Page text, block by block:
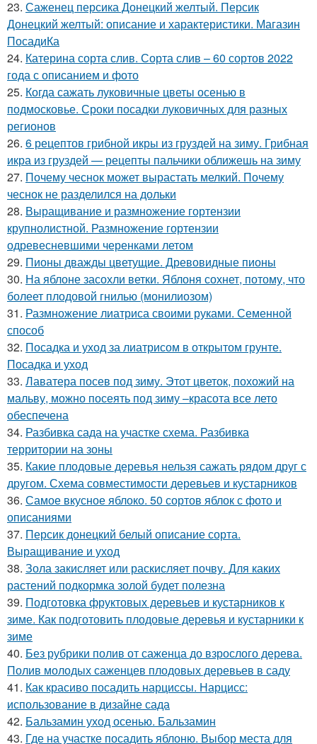
23. Саженец персика Донецкий желтый. Персик
Донецкий желтый: описание и характеристики. Магазин
ПосадиКа
24. Катерина сорта слив. Сорта слив – 60 сортов 2022
года с описанием и фото
25. Когда сажать луковичные цветы осенью в
подмосковье. Сроки посадки луковичных для разных
регионов
26. 6 рецептов грибной икры из груздей на зиму. Грибная
икра из груздей — рецепты пальчики оближешь на зиму
27. Почему чеснок может вырастать мелкий. Почему
чеснок не разделился на дольки
28. Выращивание и размножение гортензии
крупнолистной. Размножение гортензии
одревесневшими черенками летом
29. Пионы дважды цветущие. Древовидные пионы
30. На яблоне засохли ветки. Яблоня сохнет, потому, что
болеет плодовой гнилью (монилиозом)
31. Размножение лиатриса своими руками. Семенной
способ
32. Посадка и уход за лиатрисом в открытом грунте.
Посадка и уход
33. Лаватера посев под зиму. Этот цветок, похожий на
мальву, можно посеять под зиму –красота все лето
обеспечена
34. Разбивка сада на участке схема. Разбивка
территории на зоны
35. Какие плодовые деревья нельзя сажать рядом друг с
другом. Схема совместимости деревьев и кустарников
36. Самое вкусное яблоко. 50 сортов яблок с фото и
описаниями
37. Персик донецкий белый описание сорта.
Выращивание и уход
38. Зола закисляет или раскисляет почву. Для каких
растений подкормка золой будет полезна
39. Подготовка фруктовых деревьев и кустарников к
зиме. Как подготовить плодовые деревья и кустарники к
зиме
40. Без рубрики полив от саженца до взрослого дерева.
Полив молодых саженцев плодовых деревьев в саду
41. Как красиво посадить нарциссы. Нарцисс:
использование в дизайне сада
42. Бальзамин уход осенью. Бальзамин
43. Где на участке посадить яблоню. Выбор места для